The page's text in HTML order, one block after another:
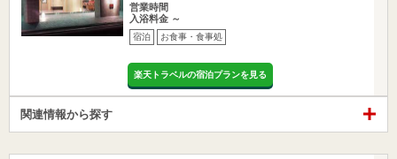
営業時間
入浴料金 ～
宿泊 お食事・食事処
楽天トラベルの宿泊プランを見る
関連情報から探す